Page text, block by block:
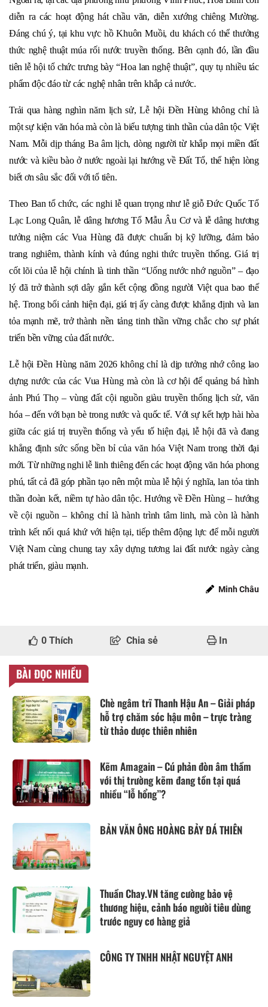
diễn ra các hoạt động hát chầu văn, diễn xướng chiêng Mường.
Đáng chú ý, tại khu vực hồ Khuôn Muồi, du khách có thể thưởng
thức nghệ thuật múa rối nước truyền thống. Bên cạnh đó, lần đầu
tiên lễ hội tổ chức trưng bày “Hoa lan nghệ thuật”, quy tụ nhiều tác
phẩm độc đáo từ các nghệ nhân trên khắp cả nước.
Trải qua hàng nghìn năm lịch sử, Lễ hội Đền Hùng không chỉ là
một sự kiện văn hóa mà còn là biểu tượng tinh thần của dân tộc Việt
Nam. Mỗi dịp tháng Ba âm lịch, dòng người từ khắp mọi miền đất
nước và kiều bào ở nước ngoài lại hướng về Đất Tổ, thể hiện lòng
biết ơn sâu sắc đối với tổ tiên.
Theo Ban tổ chức, các nghi lễ quan trọng như lễ giỗ Đức Quốc Tổ
Lạc Long Quân, lễ dâng hương Tổ Mẫu Âu Cơ và lễ dâng hương
tưởng niệm các Vua Hùng đã được chuẩn bị kỹ lưỡng, đảm bảo
trang nghiêm, thành kính và đúng nghi thức truyền thống. Giá trị
cốt lõi của lễ hội chính là tinh thần “Uống nước nhớ nguồn” – đạo
lý đã trở thành sợi dây gắn kết cộng đồng người Việt qua bao thế
hệ. Trong bối cảnh hiện đại, giá trị ấy càng được khẳng định và lan
tỏa mạnh mẽ, trở thành nền tảng tinh thần vững chắc cho sự phát
triển bền vững của đất nước.
Lễ hội Đền Hùng năm 2026 không chỉ là dịp tưởng nhớ công lao
dựng nước của các Vua Hùng mà còn là cơ hội để quảng bá hình
ảnh Phú Thọ – vùng đất cội nguồn giàu truyền thống lịch sử, văn
hóa – đến với bạn bè trong nước và quốc tế. Với sự kết hợp hài hòa
giữa các giá trị truyền thống và yếu tố hiện đại, lễ hội đã và đang
khẳng định sức sống bền bỉ của văn hóa Việt Nam trong thời đại
mới. Từ những nghi lễ linh thiêng đến các hoạt động văn hóa phong
phú, tất cả đã góp phần tạo nên một mùa lễ hội ý nghĩa, lan tỏa tinh
thần đoàn kết, niềm tự hào dân tộc. Hướng về Đền Hùng – hướng
về cội nguồn – không chỉ là hành trình tâm linh, mà còn là hành
trình kết nối quá khứ với hiện tại, tiếp thêm động lực để mỗi người
Việt Nam cùng chung tay xây dựng tương lai đất nước ngày càng
phát triển, giàu mạnh.
Minh Châu
0 Thích Chia sẻ In
BÀI ĐỌC NHIỀU
Chè ngâm trĩ Thanh Hậu An – Giải pháp
hỗ trợ chăm sóc hậu môn – trực tràng
từ thảo dược thiên nhiên
Kẽm Amagain – Cú phản đòn âm thầm
với thị trường kẽm đang tồn tại quá
nhiều “lỗ hổng”?
BẢN VĂN ÔNG HOÀNG BẢY ĐÁ THIÊN
Thuần Chay.VN tăng cường bảo vệ
thương hiệu, cảnh báo người tiêu dùng
trước nguy cơ hàng giả
CÔNG TY TNHH NHẬT NGUYỆT ANH